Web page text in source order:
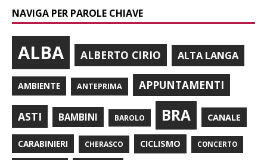
NAVIGA PER PAROLE CHIAVE
ALBA ALBERTO CIRIO ALTA LANGA
AMBIENTE ANTEPRIMA APPUNTAMENTI
ASTI BAMBINI BAROLO BRA CANALE
CARABINIERI CHERASCO CICLISMO CONCERTO